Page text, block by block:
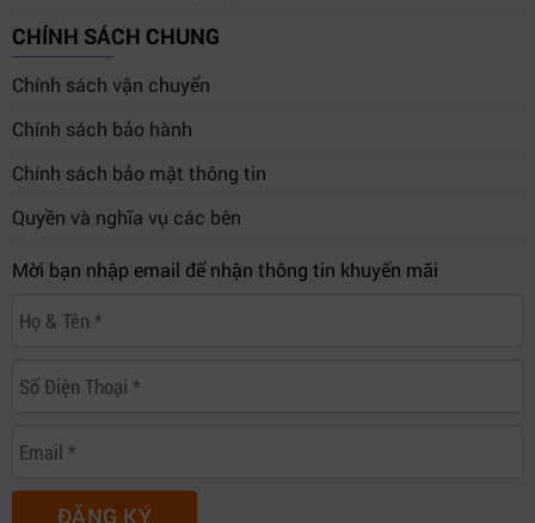
CHÍNH SÁCH CHUNG
Chính sách vận chuyển
Chính sách bảo hành
Chính sách bảo mật thông tin
Quyền và nghĩa vụ các bên
Mời bạn nhập email để nhận thông tin khuyến mãi
ĐĂNG KÝ